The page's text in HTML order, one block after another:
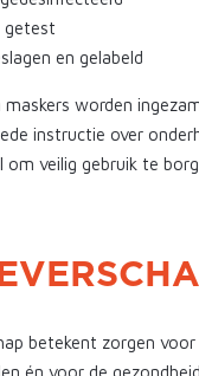
getest
en gelabeld
worden
instructie over
om veilig gebruik te
betekent zorgen voor
én voor de